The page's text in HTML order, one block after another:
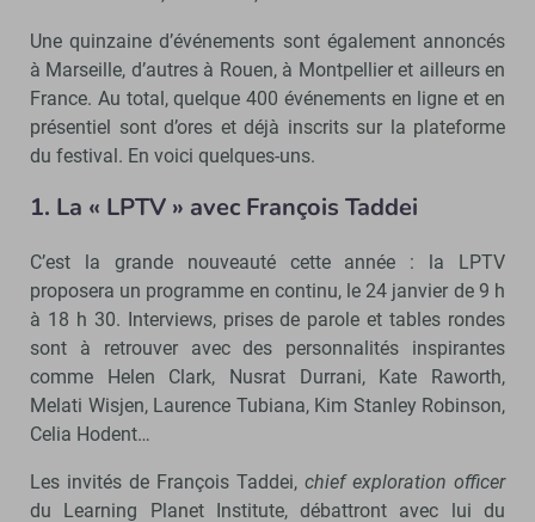
Une quinzaine d’événements sont également annoncés
à Marseille, d’autres à Rouen, à Montpellier et ailleurs en
France. Au total, quelque 400 événements en ligne et en
présentiel sont d’ores et déjà inscrits sur la plateforme
du festival. En voici quelques-uns.
1. La « LPTV » avec François Taddei
C’est la grande nouveauté cette année : la LPTV
proposera un programme en continu, le 24 janvier de 9 h
à 18 h 30. Interviews, prises de parole et tables rondes
sont à retrouver avec des personnalités inspirantes
comme Helen Clark, Nusrat Durrani, Kate Raworth,
Melati Wisjen, Laurence Tubiana, Kim Stanley Robinson,
Celia Hodent…
Les invités de François Taddei, chief exploration officer
du Learning Planet Institute, débattront avec lui du